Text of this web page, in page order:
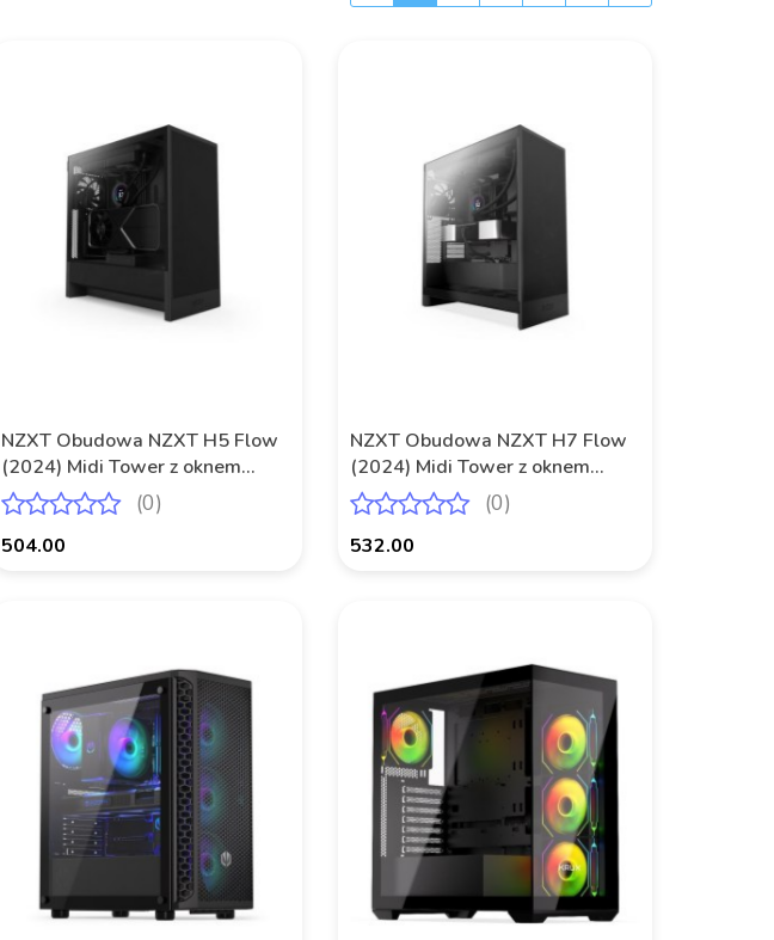
NZXT Obudowa NZXT H5 Flow
(2024) Midi Tower z oknem
Czarna
(0)
504.00
NZXT Obudowa NZXT H7 Flow
(2024) Midi Tower z oknem
Czarna
(0)
532.00